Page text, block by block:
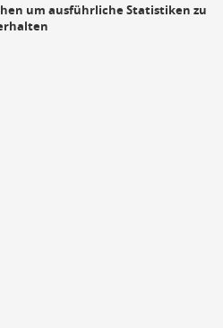
um ausführliche Statistiken zu